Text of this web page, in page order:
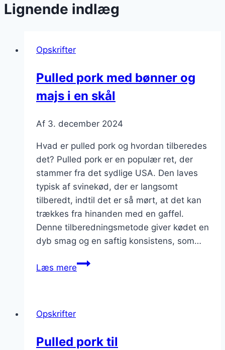
Lignende indlæg
Opskrifter
Pulled pork med bønner og
majs i en skål
Af 3. december 2024
Hvad er pulled pork og hvordan tilberedes
det? Pulled pork er en populær ret, der
stammer fra det sydlige USA. Den laves
typisk af svinekød, der er langsomt
tilberedt, indtil det er så mørt, at det kan
trækkes fra hinanden med en gaffel.
Denne tilberedningsmetode giver kødet en
dyb smag og en saftig konsistens, som…
Læs merePulled
Opskrifter
Pulled pork til